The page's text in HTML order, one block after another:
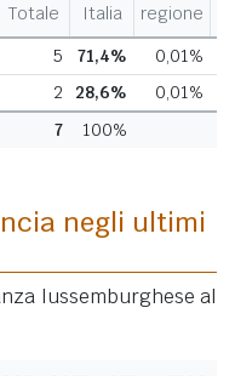
Italia
regione
Totale
5 71,4% 0,01%
2 28,6% 0,01%
7 100%
negli ultimi
lussemburghese al